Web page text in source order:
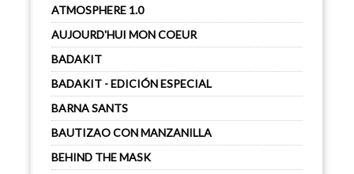
ATMOSPHERE 1.0
AUJOURD'HUI MON COEUR
BADAKIT
BADAKIT - EDICIÓN ESPECIAL
BARNA SANTS
BAUTIZAO CON MANZANILLA
BEHIND THE MASK